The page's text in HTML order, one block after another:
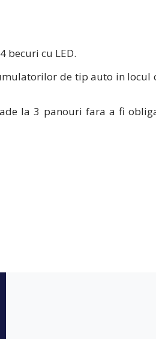
becuri cu LED.
de tip auto in locul
la 3 panouri fara a fi